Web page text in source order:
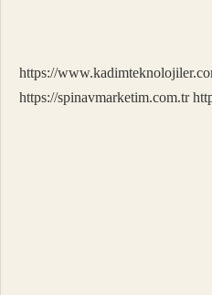
https://
https://spinavmarketim.com.tr